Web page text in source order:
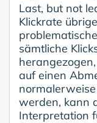
Last, but not
Klickrate
sämtliche
auf einen
werden, kann
Interpretation